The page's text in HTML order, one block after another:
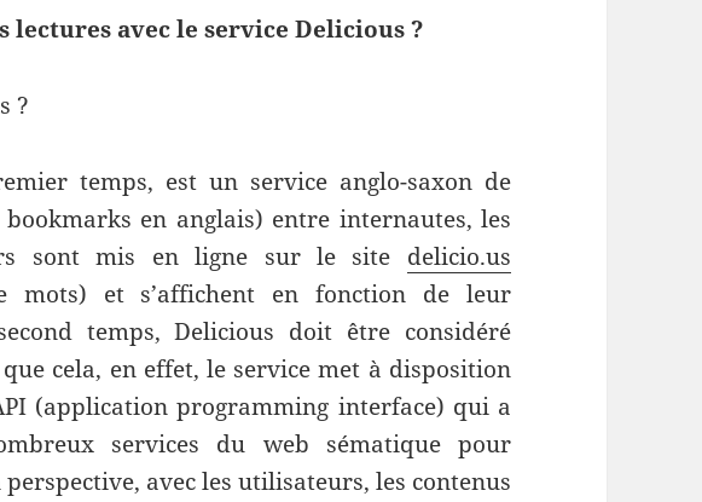
lectures avec le service Delicious ?
?
temps, est un service anglo-saxon de
en anglais) entre internautes, les
sont mis en ligne sur le site delicio.us
mots) et s’affichent en fonction de leur
temps, Delicious doit être considéré
cela, en effet, le service met à disposition
(application programming interface) qui a
services du web sématique pour
avec les utilisateurs, les contenus